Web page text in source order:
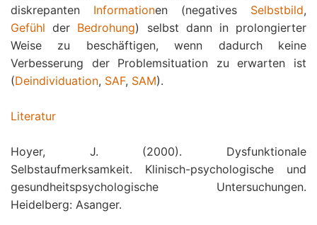
diskrepanten Informationen (negatives Selbstbild,
Gefühl der Bedrohung) selbst dann in prolongierter
Weise zu beschäftigen, wenn dadurch keine
Verbesserung der Problemsituation zu erwarten ist
(Deindividuation, SAF, SAM).
Literatur
Hoyer, J. (2000). Dysfunktionale
Selbstaufmerksamkeit. Klinisch-psychologische und
gesundheitspsychologische Untersuchungen.
Heidelberg: Asanger.